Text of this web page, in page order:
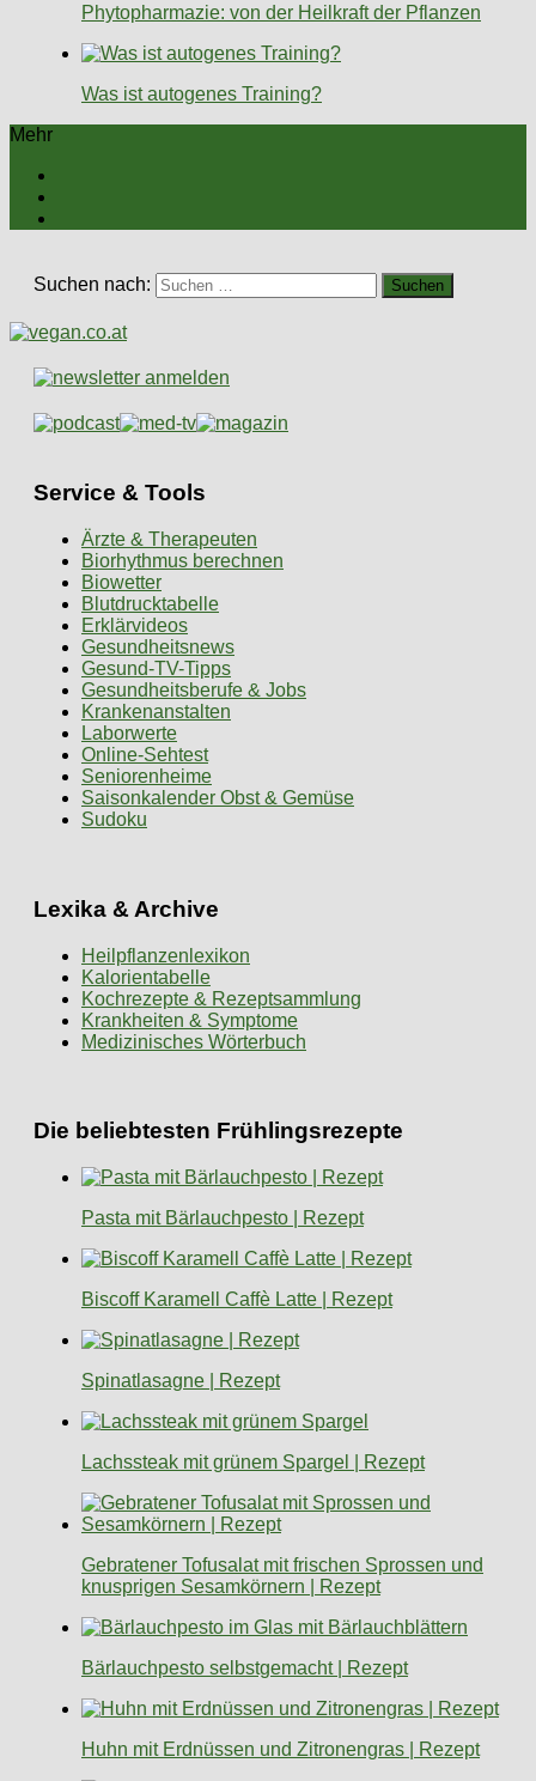
Phytopharmazie: von der Heilkraft der Pflanzen
Was ist autogenes Training?
Mehr
Suchen nach:
Service & Tools
Ärzte & Therapeuten
Biorhythmus berechnen
Biowetter
Blutdrucktabelle
Erklärvideos
Gesundheitsnews
Gesund-TV-Tipps
Gesundheitsberufe & Jobs
Krankenanstalten
Laborwerte
Online-Sehtest
Seniorenheime
Saisonkalender Obst & Gemüse
Sudoku
Lexika & Archive
Heilpflanzenlexikon
Kalorientabelle
Kochrezepte & Rezeptsammlung
Krankheiten & Symptome
Medizinisches Wörterbuch
Die beliebtesten Frühlingsrezepte
Pasta mit Bärlauchpesto | Rezept
Biscoff Karamell Caffè Latte | Rezept
Spinatlasagne | Rezept
Lachssteak mit grünem Spargel | Rezept
Gebratener Tofusalat mit frischen Sprossen und
knusprigen Sesamkörnern | Rezept
Bärlauchpesto selbstgemacht | Rezept
Huhn mit Erdnüssen und Zitronengras | Rezept